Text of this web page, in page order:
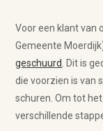
Voor een klant van
Gemeente
geschuurd
. Dit is
die voorzien is van
schuren. Om tot
verschillende